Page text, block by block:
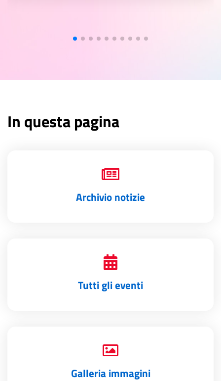
In questa pagina
Archivio notizie
Tutti gli eventi
Galleria immagini